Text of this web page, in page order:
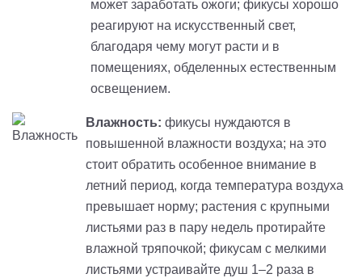
может заработать ожоги; фикусы хорошо
реагируют на искусственный свет,
благодаря чему могут расти и в
помещениях, обделенных естественным
освещением.
Влажность: фикусы нуждаются в
повышенной влажности воздуха; на это
стоит обратить особенное внимание в
летний период, когда температура воздуха
превышает норму; растения с крупными
листьями раз в пару недель протирайте
влажной тряпочкой; фикусам с мелкими
листьями устраивайте душ 1–2 раза в